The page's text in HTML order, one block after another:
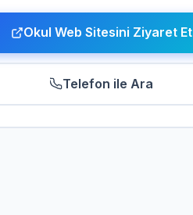
Okul Web Sitesini Ziyaret Et
Telefon ile Ara